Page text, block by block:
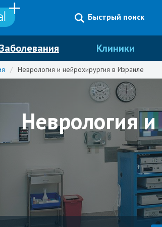
Быстрый поиск
Заболевания Клиники
/ Неврология и нейрохирургия в Израиле
Неврология